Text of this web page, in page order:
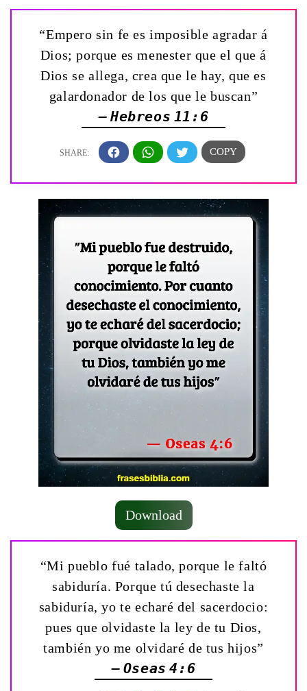
“Empero sin fe es imposible agradar á
Dios; porque es menester que el que á
Dios se allega, crea que le hay, que es
galardonador de los que le buscan”
— Hebreos 11:6
Download
“Mi pueblo fué talado, porque le faltó
sabiduría. Porque tú desechaste la
sabiduría, yo te echaré del sacerdocio:
pues que olvidaste la ley de tu Dios,
también yo me olvidaré de tus hijos”
— Oseas 4:6